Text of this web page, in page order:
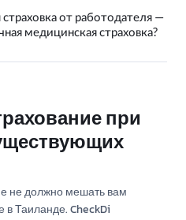
страховка от работодателя —
медицинская страховка?
при
не должно мешать вам
в Таиланде. CheckDi